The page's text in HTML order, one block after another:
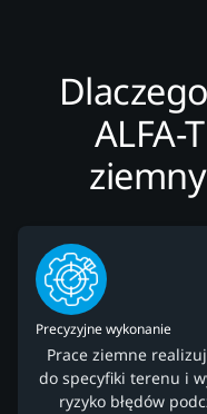
ALFA-
Precyzyjne wykonanie
Prace ziemne
do specyfiki terenu i
ryzyko błędów